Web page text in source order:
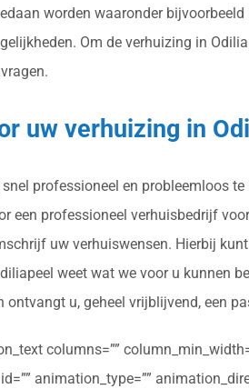
worden waaronder
Om de verhuizing in
uw verhuizing in
professioneel en probleemloos
een professioneel verhuisbedrijf
uw verhuiswensen. Hierbij
weet wat we voor u kunnen
ontvangt u, geheel vrijblijvend, een
columns=””
animation_type=””